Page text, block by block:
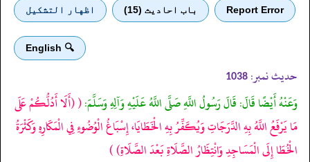
Report Error باب احادیث (15) اظهار التشكيل
🔍 English
حدیث نمبر: 1038
وَعَنْهُ أَيْضًا قَالَ: قَالَ رَسُولُ اللَّهِ صَلَّى اللَّهُ عَلَيْهِ وَآلِهِ وَسَلَّمَ:((أَلَا أَدُلُّكُمْ عَلَى
مَا يَرْفَعُ اللَّهُ بِهِ الدَّرَجَاتِ وَيُكَفِّرُ بِهِ الْخَطَايَا، إِسْبَاغُ الْوُضُوءِ فِي الْمَكَارِهِ وَكَثْرَةُ
الْخُطَا إِلَى الْمَسَاجِدِ وَانْتِظَارُ الصَّلَاةِ بَعْدَ الصَّلَاةِ))